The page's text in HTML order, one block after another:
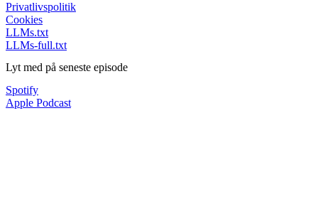
Privatlivspolitik
Cookies
LLMs.txt
LLMs-full.txt
Lyt med på seneste episode
Spotify
Apple Podcast